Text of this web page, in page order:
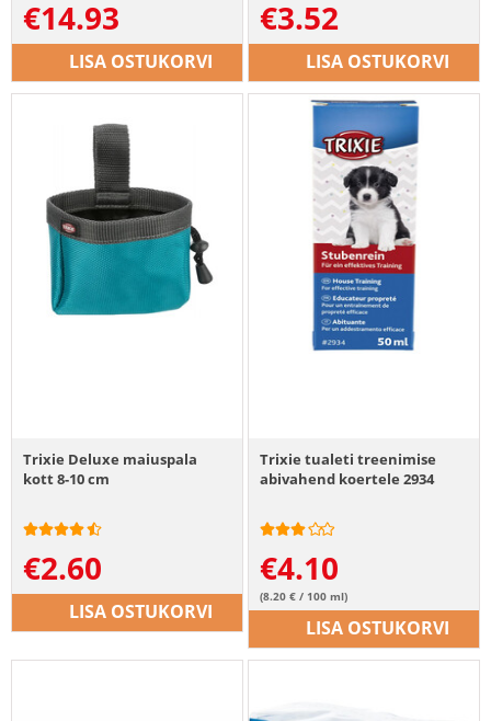
€14.93
LISA OSTUKORVI
€3.52
LISA OSTUKORVI
Trixie Deluxe maiuspala
kott 8-10 cm
€2.60
LISA OSTUKORVI
Trixie tualeti treenimise
abivahend koertele 2934
€4.10
(8.20 € / 100 ml)
LISA OSTUKORVI